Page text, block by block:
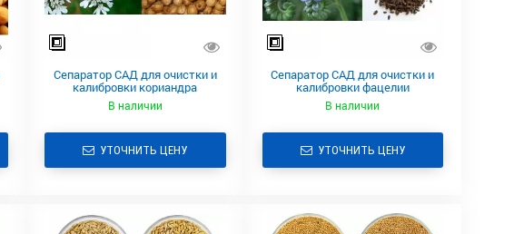
Сепаратор САД для очистки и
калибровки кориандра
В наличии
УТОЧНИТЬ ЦЕНУ
Сепаратор САД для очистки и
калибровки фацелии
В наличии
УТОЧНИТЬ ЦЕНУ